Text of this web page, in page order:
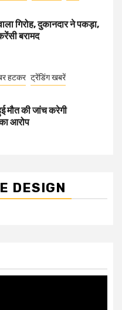
गिरोह, दुकानदार ने पकड़ा,
बरामद
हटकर ट्रेंडिंग खबरें
मौत की जांच करेगी
आरोप
DESIGN